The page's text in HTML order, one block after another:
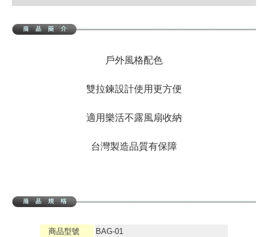
戶外風格配色
雙拉鍊設計使用更方便
適用樂活不露風扇收納
台灣製造品質有保障
商品型號
BAG-01